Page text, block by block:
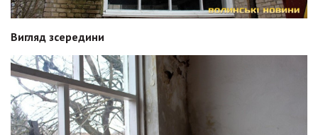
Вигляд зсередини